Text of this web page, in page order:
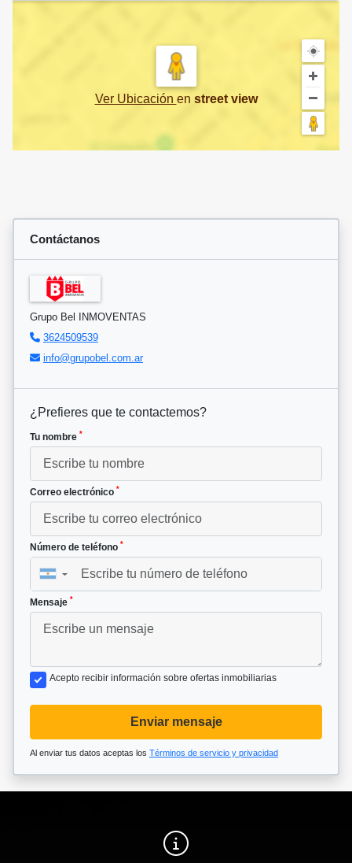
Ver Ubicación en street view
Contáctanos
Grupo Bel INMOVENTAS
3624509539
info@grupobel.com.ar
¿Prefieres que te contactemos?
Tu nombre *
Correo electrónico *
Número de teléfono *
▼
Mensaje *
Acepto recibir información sobre ofertas inmobiliarias
Enviar mensaje
Al enviar tus datos aceptas los Términos de servicio y privacidad